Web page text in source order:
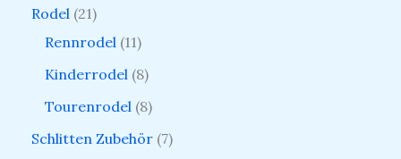
Rodel 21
Rennrodel 11
Kinderrodel 8
Tourenrodel 8
Schlitten Zubehör 7